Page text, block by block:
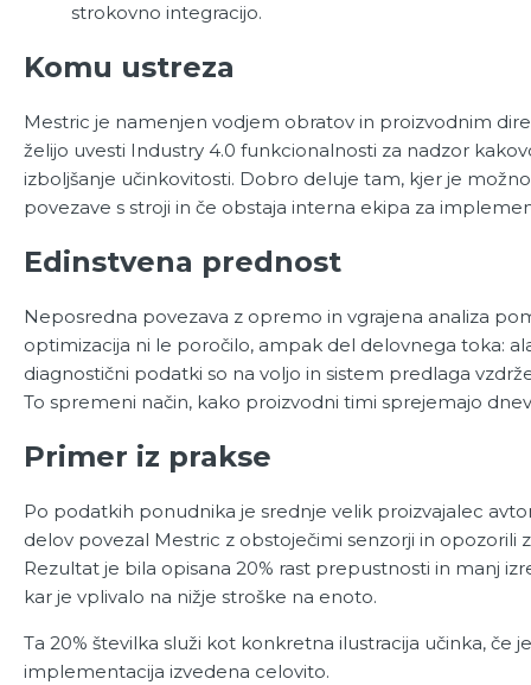
strokovno integracijo.
Komu ustreza
Mestric je namenjen vodjem obratov in proizvodnim
želijo uvesti Industry 4.0 funkcionalnosti za nadzor
izboljšanje učinkovitosti. Dobro deluje tam, kjer je
povezave s stroji in če obstaja interna ekipa za
Edinstvena prednost
Neposredna povezava z opremo in vgrajena analiza
optimizacija ni le poročilo, ampak del delovnega toka:
diagnostični podatki so na voljo in sistem predlaga
To spremeni način, kako proizvodni timi sprejemajo
Primer iz prakse
Po podatkih ponudnika je srednje velik proizvajalec
delov povezal Mestric z obstoječimi senzorji in opozorili
Rezultat je bila opisana 20% rast prepustnosti in manj
kar je vplivalo na nižje stroške na enoto.
Ta 20% številka služi kot konkretna ilustracija učinka, če je
implementacija izvedena celovito.